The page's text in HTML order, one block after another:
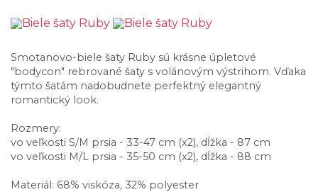
Smotanovo-biele šaty Ruby sú krásne úpletové
"bodycon" rebrované šaty s volánovým výstrihom. Vďaka
týmto šatám nadobudnete perfektný elegantný
romantický look.
Rozmery:
vo veľkosti S/M prsia - 33-47 cm (x2), dĺžka - 87 cm
vo veľkosti M/L prsia - 35-50 cm (x2), dĺžka - 88 cm
Materiál: 68% viskóza, 32% polyester